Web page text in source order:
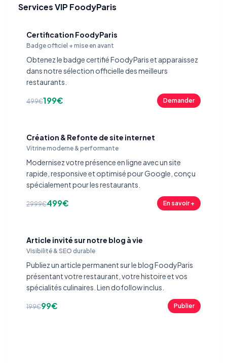
Services VIP FoodyParis
Certification FoodyParis
Badge officiel + mise en avant
Obtenez le badge certifié FoodyParis et apparaissez
dans notre sélection officielle des meilleurs
restaurants.
499€199€ Demander
Création & Refonte de site internet
Vitrine moderne & performante
Modernisez votre présence en ligne avec un site
rapide, responsive et optimisé pour Google, conçu
spécialement pour les restaurants.
2999€499€ En savoir +
Article invité sur notre blog à vie
Visibilité & SEO durable
Publiez un article permanent sur le blog FoodyParis
présentant votre restaurant, votre histoire et vos
spécialités culinaires. Lien dofollow inclus.
199€99€ Publier